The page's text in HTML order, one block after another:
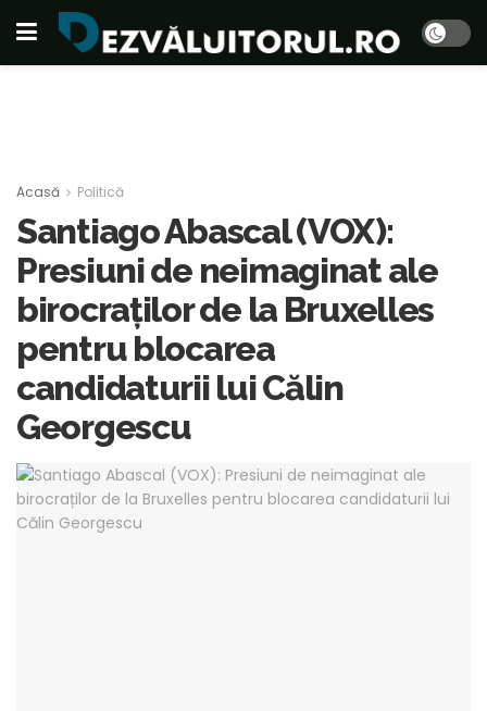
Acasă Politică
Santiago Abascal (VOX):
Presiuni de neimaginat ale
birocraților de la Bruxelles
pentru blocarea
candidaturii lui Călin
Georgescu